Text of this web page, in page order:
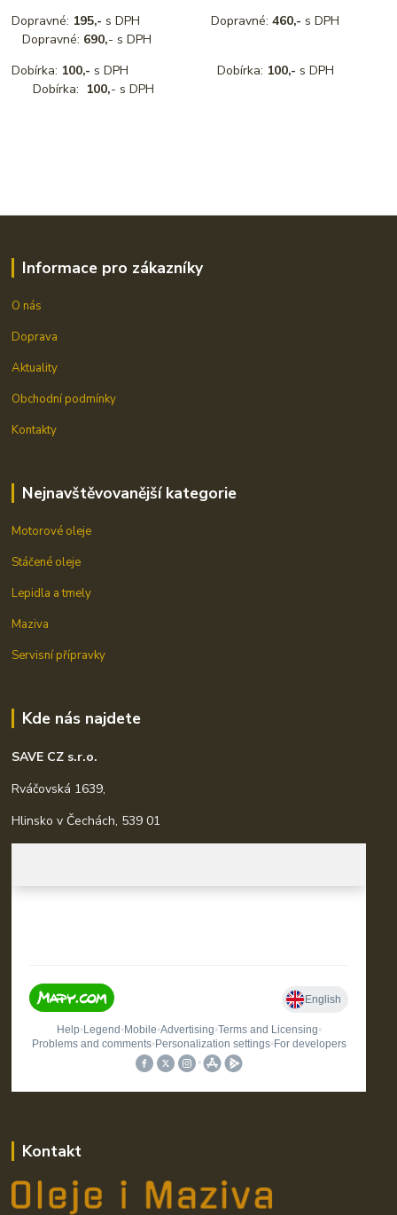
Dopravné: 195,- s DPH Dopravné:460,- s DPH
Dopravné: 690,- s DPH
Dobírka: 100,- s DPH Dobírka: 100,- s DPH
Dobírka: 100,- s DPH
Informace pro zákazníky
O nás
Doprava
Aktuality
Obchodní podmínky
Kontakty
Nejnavštěvovanější kategorie
Motorové oleje
Stáčené oleje
Lepidla a tmely
Maziva
Servisní přípravky
Kde nás najdete
SAVE CZ s.r.o.
Rváčovská 1639,
Hlinsko v Čechách, 539 01
Kontakt